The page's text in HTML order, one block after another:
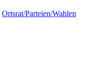
Ortsrat/Parteien/Wahlen